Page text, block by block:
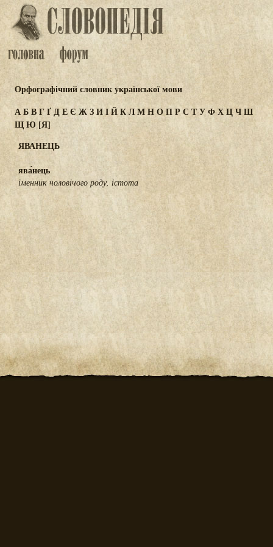
Орфографічний словник української мови
АБВГҐДЕЄ ЖЗИІЙКЛМНОПРС ТУФХЦЧШ
ЩЮ [Я]
ЯВАНЕЦЬ
ява́нець
іменник чоловічого роду, істота